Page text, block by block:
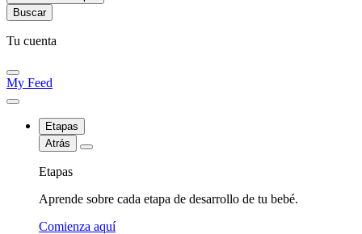
Tu cuenta
My Feed
Etapas
Atrás
Etapas
Aprende sobre cada etapa de desarrollo de tu bebé.
Comienza aquí